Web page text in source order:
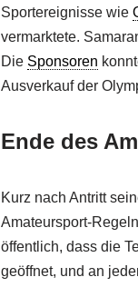
Sportereignisse wie
vermarktete.
Die Sponsoren
Ausverkauf der
Ende des
Kurz nach Antritt
Amateursport-
öffentlich, dass die
geöffnet, und an